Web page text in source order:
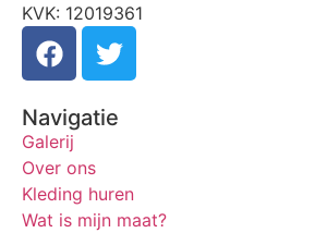
KVK: 12019361
Navigatie
Galerij
Over ons
Kleding huren
Wat is mijn maat?